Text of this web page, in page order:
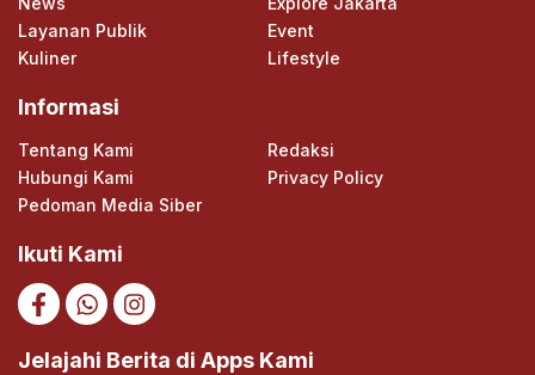
Layanan Publik
Event
Kuliner
Lifestyle
Informasi
Tentang Kami
Redaksi
Hubungi Kami
Privacy Policy
Pedoman Media Siber
Ikuti Kami
Jelajahi Berita di Apps Kami